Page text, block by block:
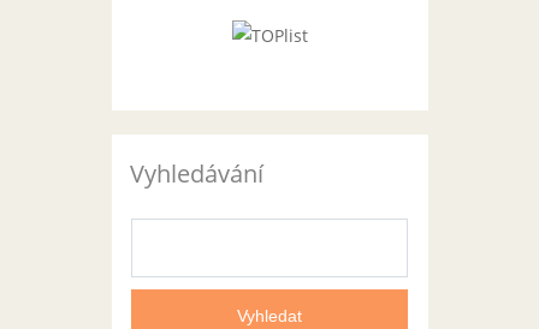
Vyhledávání